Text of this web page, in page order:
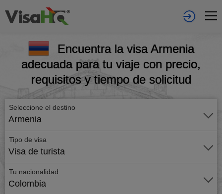
Encuentra la visa Armenia
adecuada para tu viaje con precio,
requisitos y tiempo de solicitud
Seleccione el destino
Armenia
Tipo de visa
Visa de turista
Tu nacionalidad
Colombia